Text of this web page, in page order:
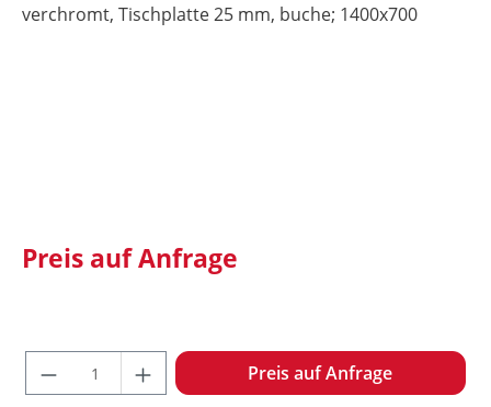
Preis auf Anfrage
Produkt Anzahl: Gib den
Preis auf Anfrage